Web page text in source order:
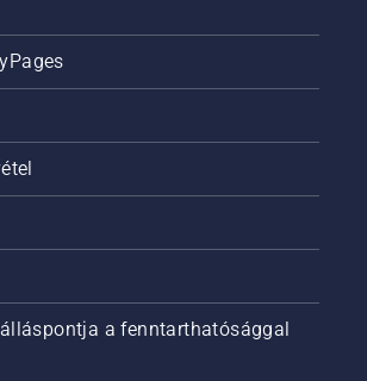
a fenntarthatósággal